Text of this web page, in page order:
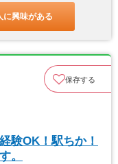
に興味がある
保存する
験OK！駅ちか！
。